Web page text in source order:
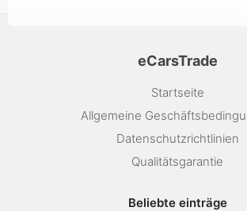
eCarsTrade
Startseite
Allgemeine
Datenschutzrichtlinien
Qualitätsgarantie
Beliebte einträge